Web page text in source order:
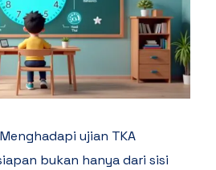
Menghadapi ujian TKA
bukan hanya dari sisi